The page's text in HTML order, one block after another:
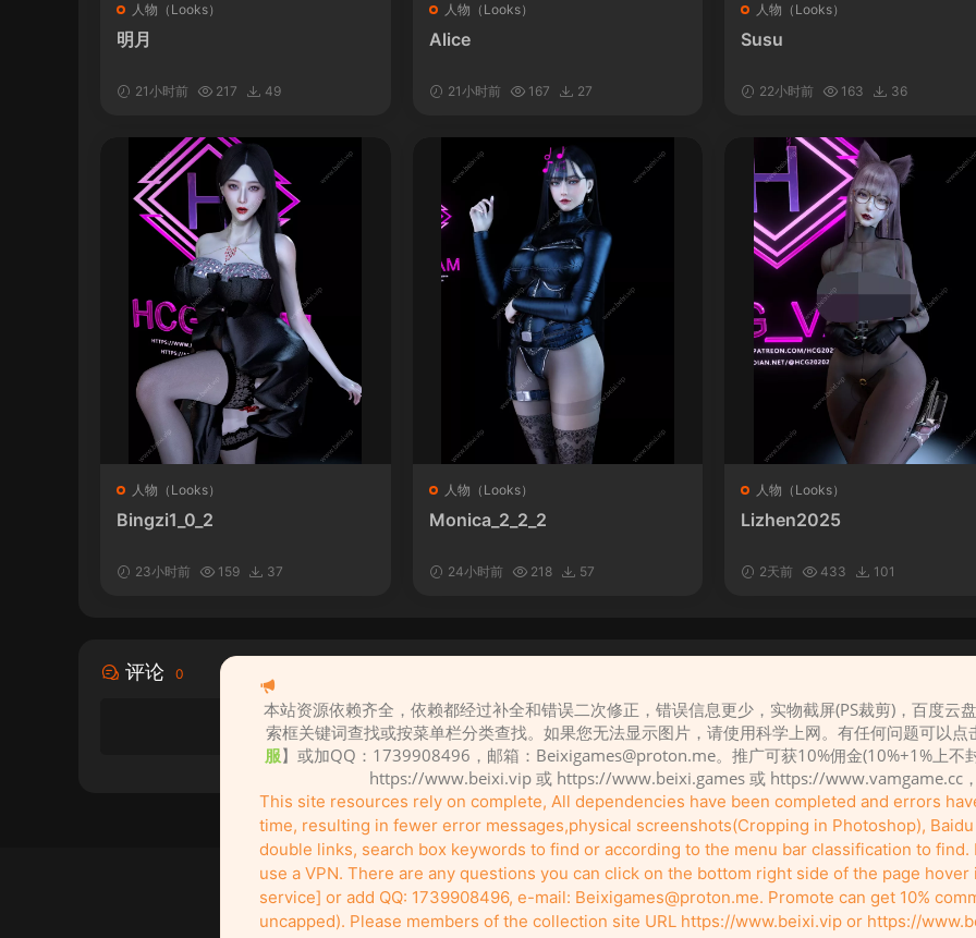
人物（Looks）
明月
21小时前 217 49
人物（Looks）
Alice
21小时前 167 27
人物（Looks）
Susu
22小时前 163 36
人物（Looks）
Bingzi1_0_2
23小时前 159 37
人物（Looks）
Monica_2_2_2
24小时前 218 57
人物（Looks）
Lizhen2025
2天前 433 101
评论 0
请先登录
Copyleft © 2022-2026 beixi.vip - All Rights Freedom！
创作不易！有能力的同学可以去支持一下原创作者（我们绝对支持），当然了，您加入这里我们
本站资源依赖齐全，依赖都经过补全和错误二次修正，错误信息更少，实物截屏(PS裁剪)，百度云
索框关键词查找或按菜单栏分类查找。如果您无法显示图片，请使用科学上网。有任何问题可以点
服】或加QQ：1739908496，邮箱： Beixigames@proton.me。推广可获10%佣金(10%+1%上不
https://www.beixi.vip 或 https://www.beixi.games 或 https://www.vamgame.cc，
This site resources rely on complete, All dependencies have been completed and errors
time, resulting in fewer error messages,physical screenshots(Cropping in Photoshop),
double links, search box keywords to find or according to the menu bar classification to find.
use a VPN. There are any questions you can click on the bottom right side of the page
service] or add QQ: 1739908496, e-mail: Beixigames@proton.me. Promote can get 10%
uncapped). Please members of the collection site URL https://www.beixi.vip or https://